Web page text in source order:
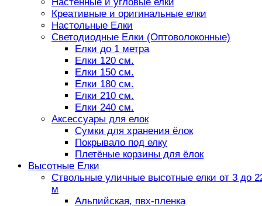
Креативные и оригинальные елки
Настольные Елки
Светодиодные Елки (Оптоволоконные)
Елки до 1 метра
Елки 120 см.
Елки 150 см.
Елки 180 см.
Елки 210 см.
Елки 240 см.
Аксессуары для елок
Сумки для хранения ёлок
Покрывало под елку
Плетёные корзины для ёлок
Высотные Елки
Ствольные уличные высотные елки от 3 до
м
Альпийская, пвх-пленка